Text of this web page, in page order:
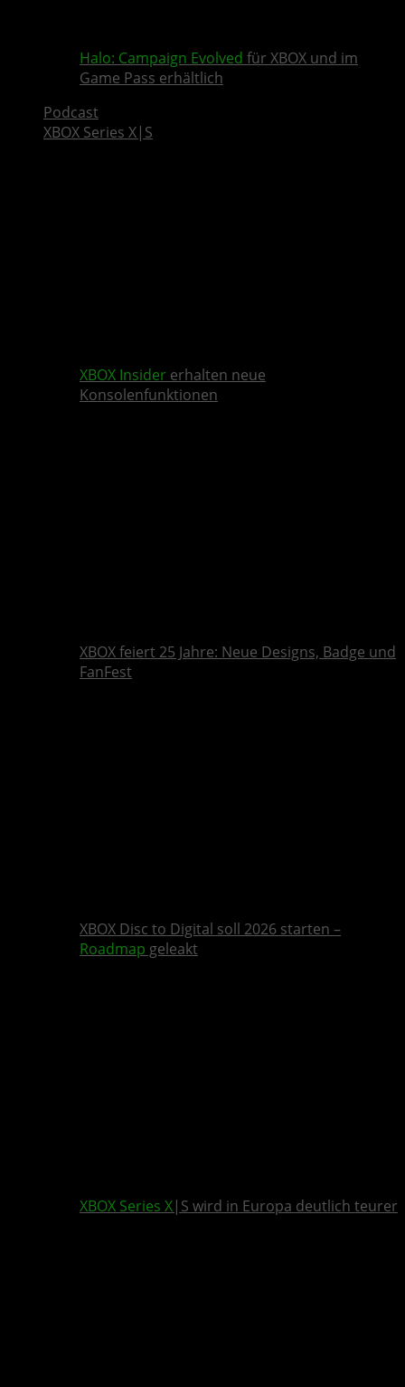
Halo: Campaign Evolved für XBOX und im
Game Pass erhältlich
Podcast
XBOX Series X|S
XBOX Insider erhalten neue
Konsolenfunktionen
XBOX feiert 25 Jahre: Neue Designs, Badge und
FanFest
XBOX Disc to Digital soll 2026 starten –
Roadmap geleakt
XBOX Series X|S wird in Europa deutlich teurer